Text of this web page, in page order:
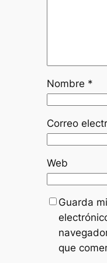
Nombre *
Correo
Web
Guarda
que